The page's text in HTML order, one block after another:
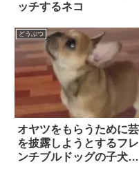
ッチするネコ
どうぶつ
オヤツをもらうために芸
を披露しようとするフレ
ンチブルドッグの子犬。